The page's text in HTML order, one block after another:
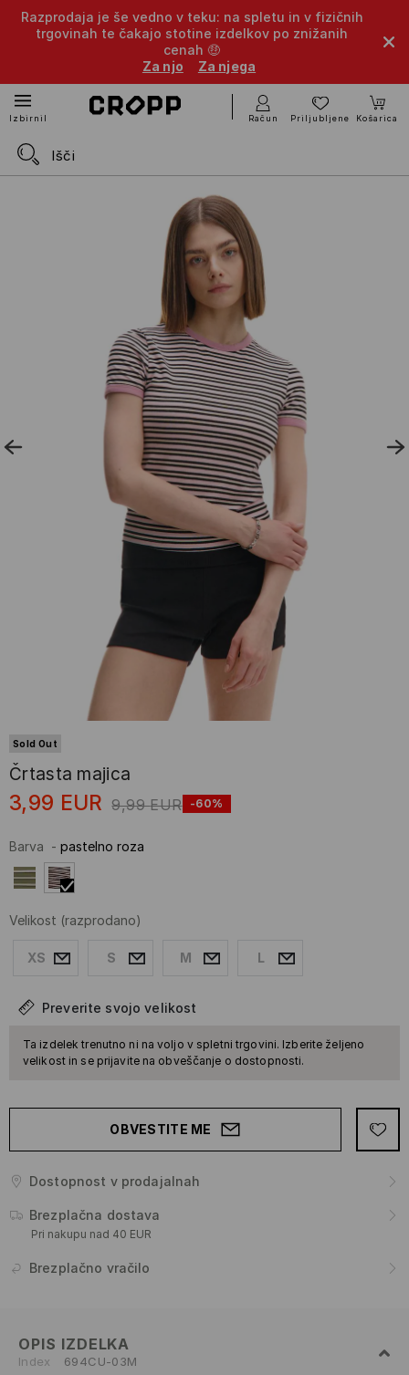
Razprodaja je še vedno v teku: na spletu in v fizičnih
trgovinah te čakajo stotine izdelkov po znižanih
cenah 🤑
Za njo
Za njega
Izbirnik Račun Priljubljene Košarica
Sold Out
Črtasta majica
3,99 EUR 9,99 EUR -60%
Barva - pastelno roza
Velikost (razprodano)
XS S M L
Preverite svojo velikost
Ta izdelek trenutno ni na voljo v spletni trgovini. Izberite željeno
velikost in se prijavite na obveščanje o dostopnosti.
OBVESTITE ME
Dostopnost v prodajalnah
Brezplačna dostava
Pri nakupu nad 40 EUR
Brezplačno vračilo
OPIS IZDELKA
Index 694CU-03M